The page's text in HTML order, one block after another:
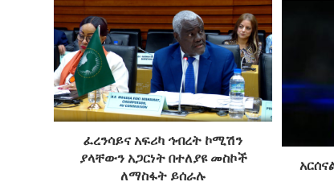
ፈረንሳይና አፍሪካ ኅብረት ኮሚሽን
ያላቸውን አጋርነት በተለያዩ መስኮች
ለማስፋት ይሰራሉ